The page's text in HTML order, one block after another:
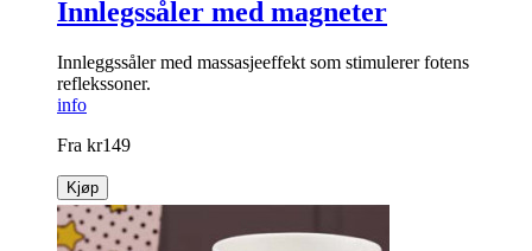
Innlegssåler med magneter
Innleggssåler med massasjeeffekt som stimulerer fotens
reflekssoner.
info
Fra kr149
Kjøp